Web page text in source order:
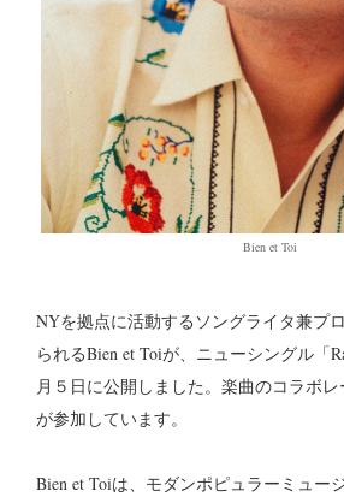
Bien et Toi
NYを拠点に活動するソングライタ兼プ
られるBien et Toiが、ニューシングル「
月５日に公開しました。楽曲のコラボ
が参加しています。
Bien et Toiは、モダンポピュラーミュー